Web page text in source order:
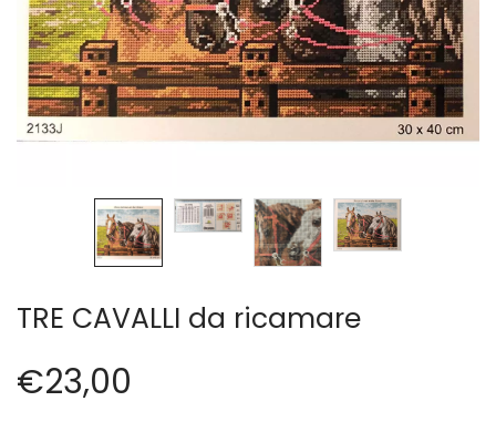
Password dimenticata?
Borse (6)
Bottoni Vintage (204)
Lotti di Bottoni vintage (27)
Bottoni/alamari/automatici (46)
Alamari (5)
Cerniere lampo / Zip/Fibbie (27)
Elastici (10)
filati cucirini e affini (9)
Fodere (5)
LANA (27)
TRE CAVALLI da ricamare
€23,00